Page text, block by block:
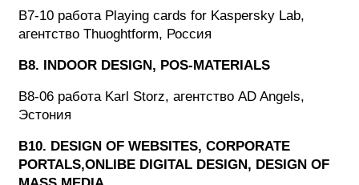
B7-10 работа Playing cards for Kaspersky Lab,
агентство Thuoghtform, Россия
B8. INDOOR DESIGN, POS-MATERIALS
B8-06 работа Karl Storz, агентство AD Angels,
Эстония
B10. DESIGN OF WEBSITES, CORPORATE
PORTALS,ONLIBE DIGITAL DESIGN, DESIGN OF